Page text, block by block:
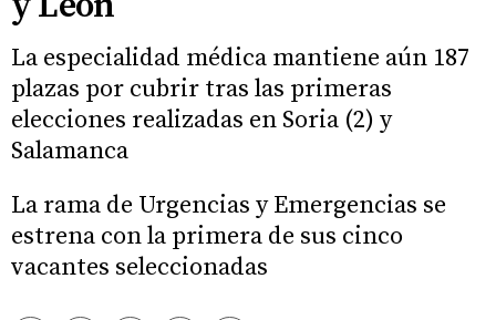
La especialidad médica mantiene aún 187
plazas por cubrir tras las primeras
elecciones realizadas en Soria (2) y
Salamanca
La rama de Urgencias y Emergencias se
estrena con la primera de sus cinco
vacantes seleccionadas